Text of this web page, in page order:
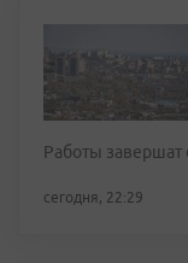
Работы завершат
сегодня, 22:29